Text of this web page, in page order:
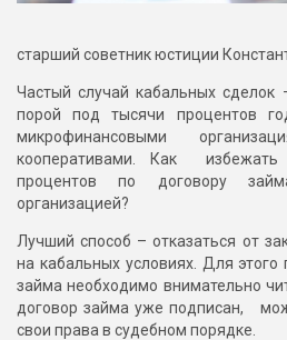
старший советник юстиции
Частый случай кабальных
порой под тысячи процентов
микрофинансовыми
кооперативами. Как
процентов по договору
организацией?
Лучший способ – отказаться от
на кабальных условиях. Для
займа необходимо внимательно
договор займа уже подписан,
свои права в судебном порядке.